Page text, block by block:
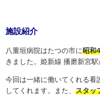
施設紹介
八重垣病院はたつの市に昭和
きました。姫新線 播磨新宮駅
今回は一緒に働いてくれる看
してくれます。また、スタッ